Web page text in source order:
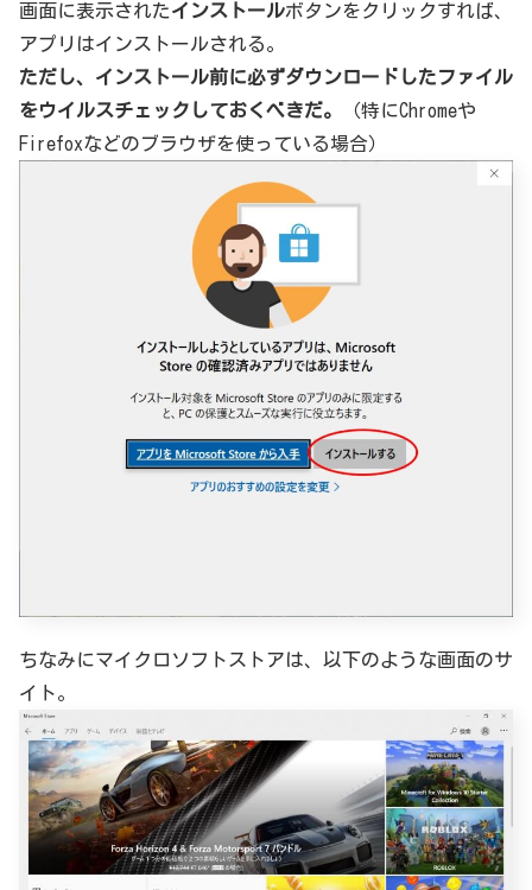
画面に表示されたインストールボタンをクリックすれば、
アプリはインストールされる。
ただし、インストール前に必ずダウンロードしたファイル
をウイルスチェックしておくべきだ。
（特にChromeや
Firefoxなどのブラウザを使っている場合）
ちなみにマイクロソフトストアは、以下のような画面のサ
イト。